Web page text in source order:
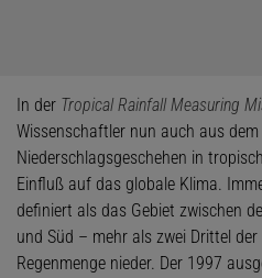
In der Tropical Rainfall Measuring
Wissenschaftler nun auch aus
Niederschlagsgeschehen in
Einfluß auf das globale Klima.
definiert als das Gebiet zwischen
und Süd – mehr als zwei Drittel
Regenmenge nieder. Der 1997